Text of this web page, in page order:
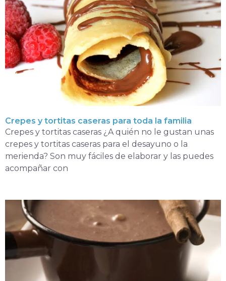
Crepes y tortitas caseras para toda la familia
Crepes y tortitas caseras ¿A quién no le gustan unas
crepes y tortitas caseras para el desayuno o la
merienda? Son muy fáciles de elaborar y las puedes
acompañar con